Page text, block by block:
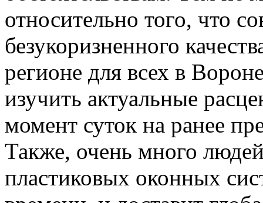
относительно того, что
безукоризненного
регионе для всех в
изучить актуальные
момент суток на ранее
Также, очень много
пластиковых оконных